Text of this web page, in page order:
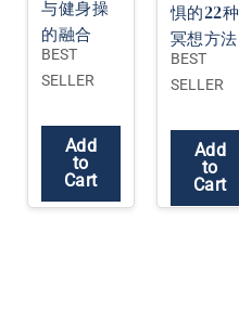
与健身操
的融合
BEST
SELLER
Add
to
Cart
惧的22种
冥想方法
BEST
SELLER
Add
to
Cart